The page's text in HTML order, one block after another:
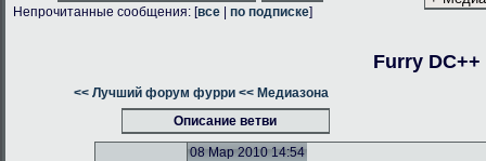
Непрочитанные сообщения: [все по подписке]
Furry DC++
<< Лучший форум фурри << Медиазона
Описание ветви
08 Мар 2010 14:54